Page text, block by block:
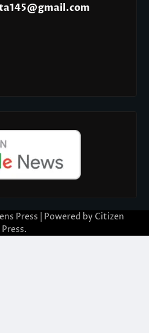
Press | Powered by Citizen
Press.